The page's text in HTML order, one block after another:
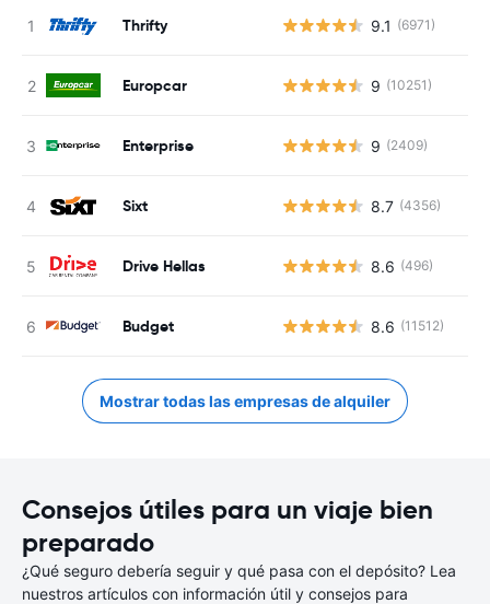
Thrifty 9.1 (6971)
Europcar 9 (10251)
Enterprise 9 (2409)
Sixt 8.7 (4356)
Drive Hellas 8.6 (496)
Budget 8.6 (11512)
Mostrar todas las empresas de alquiler
Consejos útiles para un viaje bien
preparado
¿Qué seguro debería seguir y qué pasa con el depósito? Lea
nuestros artículos con información útil y consejos para